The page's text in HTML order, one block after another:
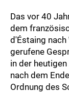
Das vor 40
dem
d'Éstaing nach
gerufene
in der
nach dem
Ordnung des